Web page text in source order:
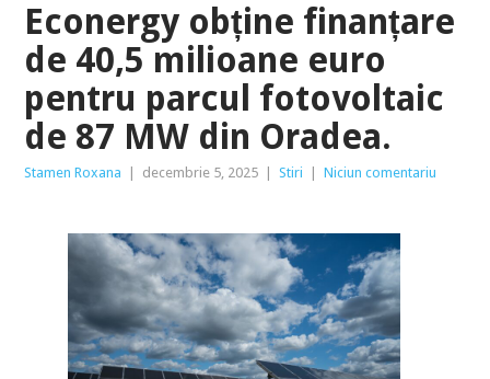
Econergy obține finanțare
de 40,5 milioane euro
pentru parcul fotovoltaic
de 87 MW din Oradea.
Stamen Roxana decembrie 5, 2025 Stiri Niciun comentariu